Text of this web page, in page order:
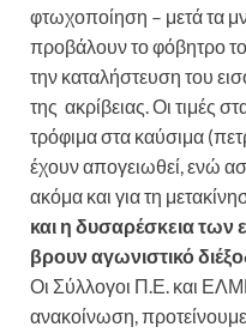
φτωχοποίηση – μετά τα
προβάλουν το φόβητρο
την καταλήστευση του
της ακρίβειας. Οι τιμές
τρόφιμα στα καύσιμα
έχουν απογειωθεί, ενώ
ακόμα και για τη
και η δυσαρέσκεια των
βρουν αγωνιστικό
Οι Σύλλογοι Π.Ε. και
ανακοίνωση,